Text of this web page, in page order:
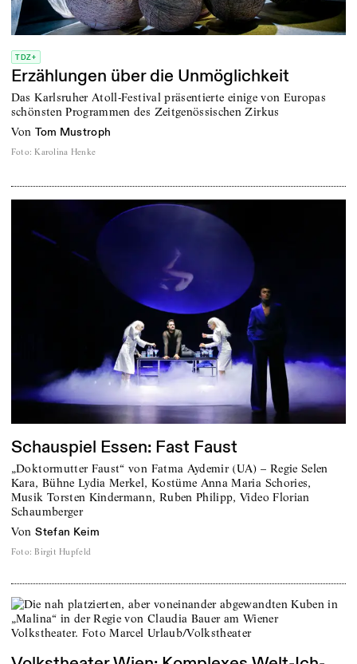
TDZ+
Erzählungen über die Unmöglichkeit
Das Karlsruher Atoll-Festival präsentierte einige von Europas
schönsten Programmen des Zeitgenössischen Zirkus
von Tom Mustroph
Foto: Karolina Henke
Schauspiel Essen: Fast Faust
„Doktormutter Faust“ von Fatma Aydemir (UA) – Regie Selen
Kara, Bühne Lydia Merkel, Kostüme Anna Maria Schories,
Musik Torsten Kindermann, Ruben Philipp, Video Florian
Schaumberger
von Stefan Keim
Foto: Birgit Hupfeld